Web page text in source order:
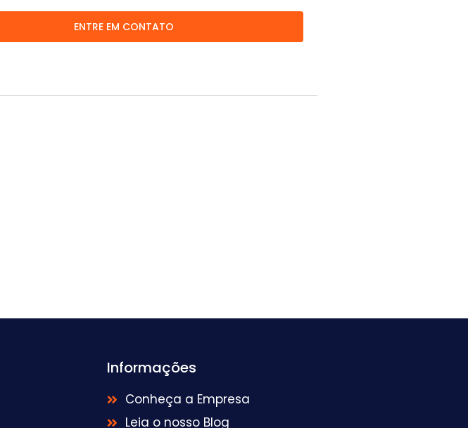
ENTRE EM CONTATO
Informações
Conheça a Empresa
Leia o nosso Blog